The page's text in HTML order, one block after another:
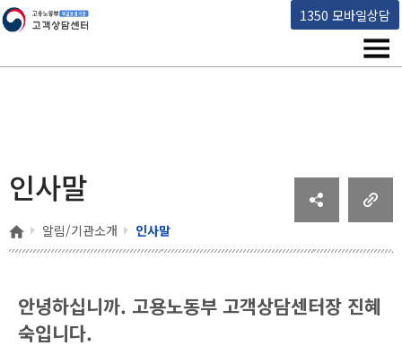
1350 모바일상담
고용노동부 책임운영기관 고객상담센터
메
인사말
홈 알림/기관소개 인사말
안녕하십니까. 고용노동부 고객상담센터장 진혜
숙입니다.